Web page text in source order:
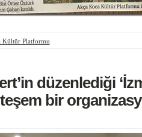
Kültür Platformu
düzenlediği
bir